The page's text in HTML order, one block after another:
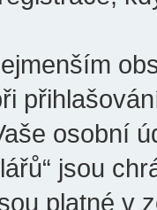
osobní
jsou
platné v